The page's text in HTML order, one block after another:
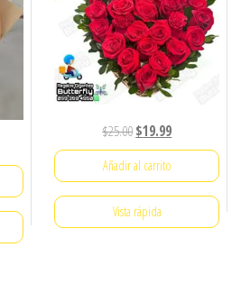
$25.00El
precio
original
era:
$25.00.
$19.99El
precio
es:
Añadir al carrito
Vista rápida